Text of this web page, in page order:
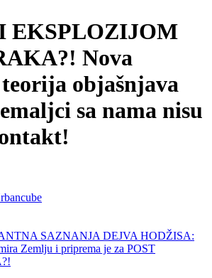
EKSPLOZIJOM
Nova
objašnjava
sa nama nisu